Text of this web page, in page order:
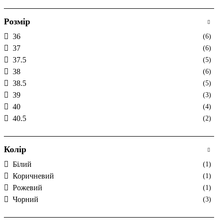
Розмір
36 (6)
37 (6)
37.5 (5)
38 (6)
38.5 (5)
39 (3)
40 (4)
40.5 (2)
Колір
Білий (1)
Коричневий (1)
Рожевий (1)
Чорний (3)